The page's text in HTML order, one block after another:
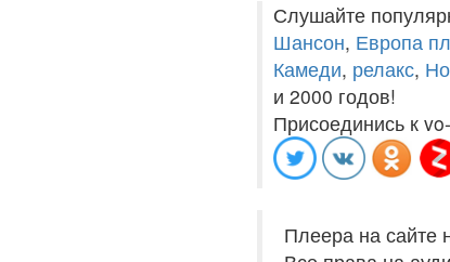
Слушайте
Шансон, Европа
Камеди, релакс,
и 2000 годов!
Присоединись к
Плеера на сайте